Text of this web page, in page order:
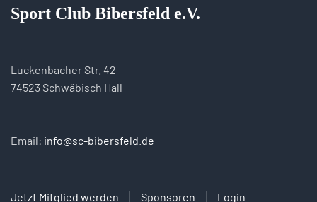
Sport Club Bibersfeld e.V.
Luckenbacher Str. 42
74523 Schwäbisch Hall
Email: info@sc-bibersfeld.de
Jetzt Mitglied werden Sponsoren Login